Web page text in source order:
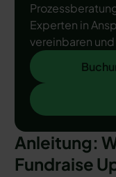
Experten in
vereinbaren
Buchungtermin
Preise ansehen
Anleitung:
Fundraise